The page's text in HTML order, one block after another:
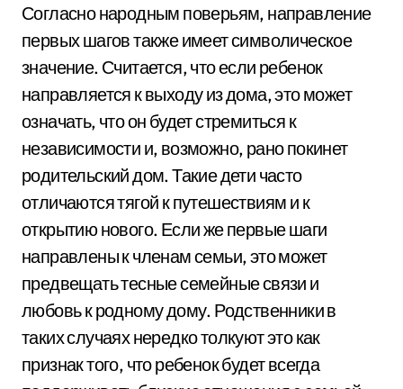
Согласно народным поверьям, направление
первых шагов также имеет символическое
значение. Считается, что если ребенок
направляется к выходу из дома, это может
означать, что он будет стремиться к
независимости и, возможно, рано покинет
родительский дом. Такие дети часто
отличаются тягой к путешествиям и к
открытию нового. Если же первые шаги
направлены к членам семьи, это может
предвещать тесные семейные связи и
любовь к родному дому. Родственники в
таких случаях нередко толкуют это как
признак того, что ребенок будет всегда